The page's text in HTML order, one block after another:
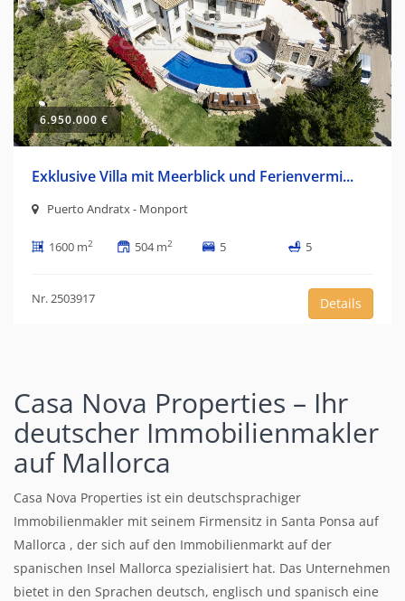
6.950.000 €
Exklusive Villa mit Meerblick und Ferienvermi...
Puerto Andratx - Monport
1600 m2 504 m2 5 5
Nr. 2503917 Details
Casa Nova Properties – Ihr
deutscher Immobilienmakler
auf Mallorca
Casa Nova Properties ist ein deutschsprachiger
Immobilienmakler mit seinem Firmensitz in Santa Ponsa auf
Mallorca , der sich auf den Immobilienmarkt auf der
spanischen Insel Mallorca spezialisiert hat. Das Unternehmen
bietet in den Sprachen deutsch, englisch und spanisch eine